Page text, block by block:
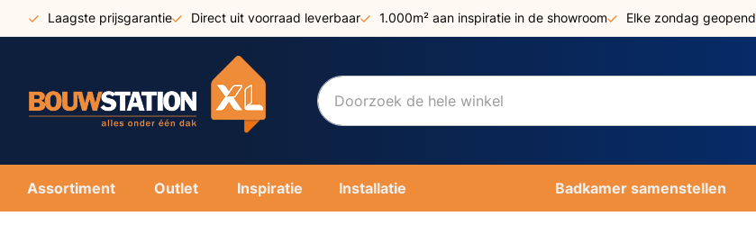
Ga
naar
Laagste prijsgarantie Direct uit voorraad leverbaar 1.000m² aan inspiratie in de showroom Elke zondag geopend
Assortiment Outlet Inspiratie Installatie Badkamer samenstellen